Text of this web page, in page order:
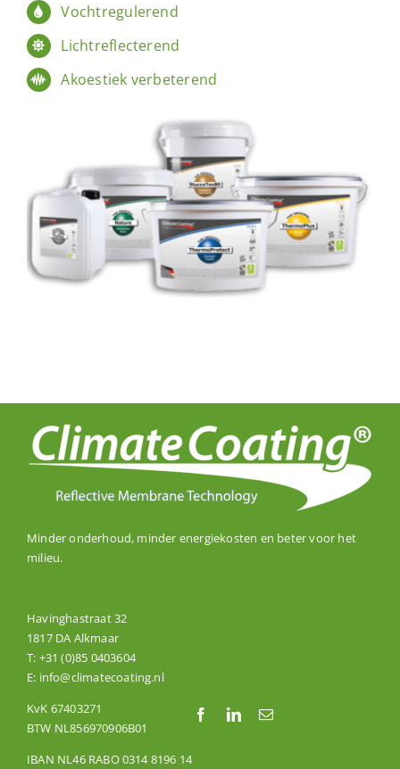
Vochtregulerend
Lichtreflecterend
Akoestiek verbeterend
Minder onderhoud, minder energiekosten en beter voor het
milieu.
Havinghastraat 32
1817 DA Alkmaar
T: +31 (0)85 0403604
E: info@climatecoating.nl
KvK 67403271
BTW NL856970906B01
IBAN NL46 RABO 0314 8196 14